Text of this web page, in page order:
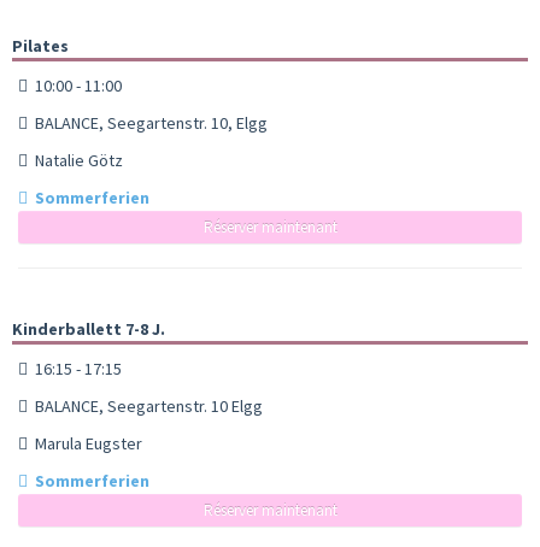
Pilates
10:00 - 11:00
BALANCE, Seegartenstr. 10, Elgg
Natalie Götz
Sommerferien
Réserver maintenant
Kinderballett 7-8 J.
16:15 - 17:15
BALANCE, Seegartenstr. 10 Elgg
Marula Eugster
Sommerferien
Réserver maintenant